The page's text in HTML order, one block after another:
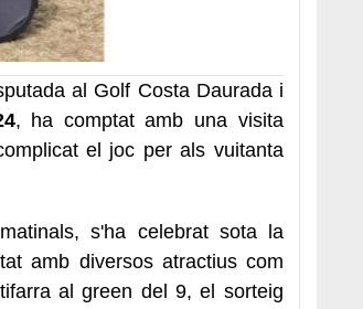
al Golf Costa Daurada i
, ha comptat amb una visita
el joc per als vuitanta
s'ha celebrat sota la
amb diversos atractius com
al green del 9, el sorteig